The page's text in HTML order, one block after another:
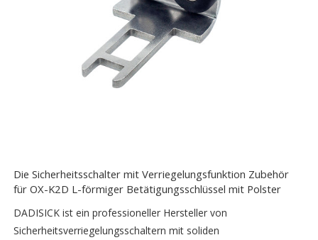
Die Sicherheitsschalter mit Verriegelungsfunktion Zubehör
für OX-K2D L-förmiger Betätigungsschlüssel mit Polster
DADISICK ist ein professioneller Hersteller von
Sicherheitsverriegelungsschaltern mit soliden